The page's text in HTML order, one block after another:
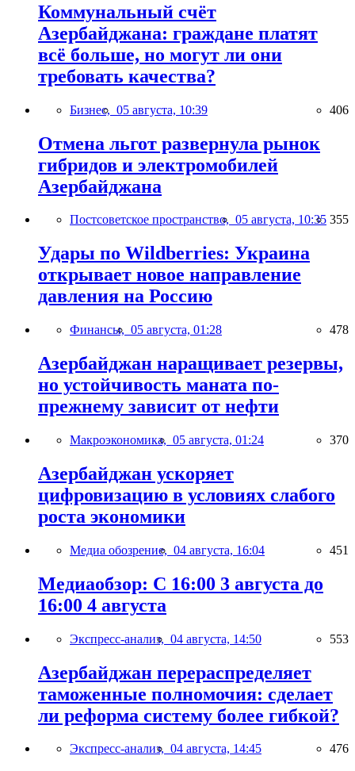
Коммунальный счёт
Азербайджана: граждане платят
всё больше, но могут ли они
требовать качества?
Бизнес, 05 августа, 10:39 406
Отмена льгот развернула рынок
гибридов и электромобилей
Азербайджана
Постсоветское пространство, 05 августа, 10:35 355
Удары по Wildberries: Украина
открывает новое направление
давления на Россию
Финансы, 05 августа, 01:28 478
Азербайджан наращивает резервы,
но устойчивость маната по-
прежнему зависит от нефти
Макроэкономика, 05 августа, 01:24 370
Азербайджан ускоряет
цифровизацию в условиях слабого
роста экономики
Медиа обозрение, 04 августа, 16:04 451
Медиаобзор: С 16:00 3 августа до
16:00 4 августа
Экспресс-анализ, 04 августа, 14:50 553
Азербайджан перераспределяет
таможенные полномочия: сделает
ли реформа систему более гибкой?
Экспресс-анализ, 04 августа, 14:45 476